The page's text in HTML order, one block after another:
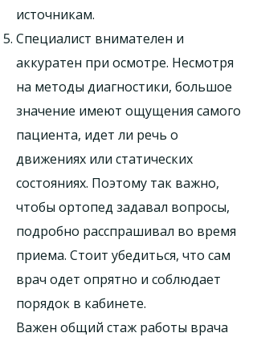
источникам.
Специалист внимателен и
аккуратен при осмотре. Несмотря
на методы диагностики, большое
значение имеют ощущения самого
пациента, идет ли речь о
движениях или статических
состояниях. Поэтому так важно,
чтобы ортопед задавал вопросы,
подробно расспрашивал во время
приема. Стоит убедиться, что сам
врач одет опрятно и соблюдает
порядок в кабинете.
Важен общий стаж работы врача